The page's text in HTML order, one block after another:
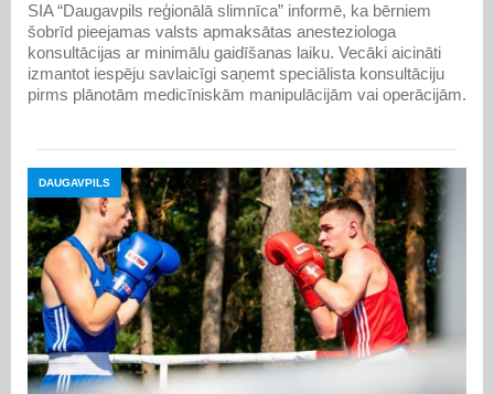
SIA “Daugavpils reģionālā slimnīca” informē, ka bērniem
šobrīd pieejamas valsts apmaksātas anesteziologa
konsultācijas ar minimālu gaidīšanas laiku. Vecāki aicināti
izmantot iespēju savlaicīgi saņemt speciālista konsultāciju
pirms plānotām medicīniskām manipulācijām vai operācijām.
DAUGAVPILS